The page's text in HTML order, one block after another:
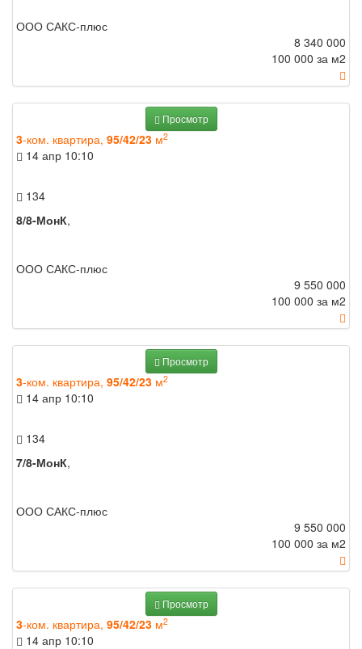
ООО САКС-плюс
8 340 000
100 000 за м2
Просмотр
3-ком. квартира, 95/42/23 м2
14 апр 10:10
134
8/8-МонК,
ООО САКС-плюс
9 550 000
100 000 за м2
Просмотр
3-ком. квартира, 95/42/23 м2
14 апр 10:10
134
7/8-МонК,
ООО САКС-плюс
9 550 000
100 000 за м2
Просмотр
3-ком. квартира, 95/42/23 м2
14 апр 10:10